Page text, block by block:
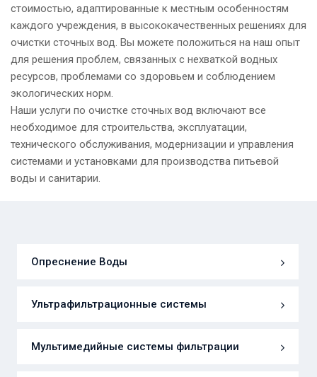
стоимостью, адаптированные к местным особенностям
каждого учреждения, в высококачественных решениях для
очистки сточных вод. Вы можете положиться на наш опыт
для решения проблем, связанных с нехваткой водных
ресурсов, проблемами со здоровьем и соблюдением
экологических норм.
Наши услуги по очистке сточных вод включают все
необходимое для строительства, эксплуатации,
технического обслуживания, модернизации и управления
системами и установками для производства питьевой
воды и санитарии.
Опреснение Воды
Ультрафильтрационные системы
Мультимедийные системы фильтрации